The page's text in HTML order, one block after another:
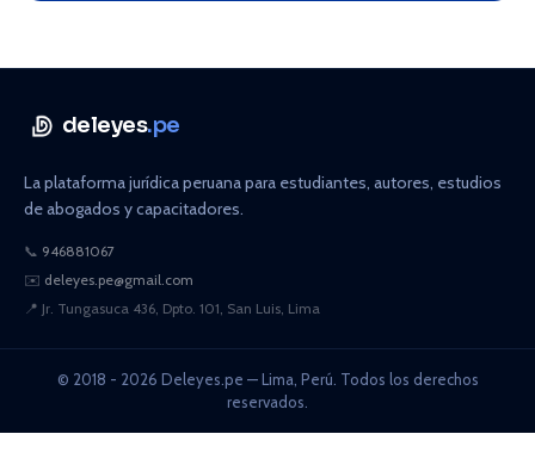
deleyes.pe
La plataforma jurídica peruana para estudiantes, autores, estudios
de abogados y capacitadores.
📞 946881067
✉️ deleyes.pe@gmail.com
📍 Jr. Tungasuca 436, Dpto. 101, San Luis, Lima
© 2018 - 2026 Deleyes.pe — Lima, Perú. Todos los derechos
reservados.